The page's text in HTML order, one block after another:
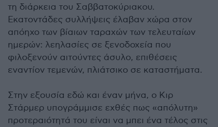
τη διάρκεια του Σαββατοκύριακου.
Εκατοντάδες συλλήψεις έλαβαν χώρα στον
απόηχο των βίαιων ταραχών των τελευταίων
ημερών: λεηλασίες σε ξενοδοχεία που
φιλοξενούν αιτούντες άσυλο, επιθέσεις
εναντίον τεμενών, πλιάτσικο σε καταστήματα.
Στην εξουσία εδώ και έναν μήνα, ο Κιρ
Στάρμερ υπογράμμισε εχθές πως «απόλυτη»
προτεραιότητά του είναι να μπει ένα τέλος στις